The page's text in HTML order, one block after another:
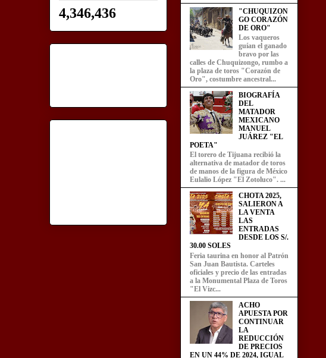
4,346,436
"CHUQUIZON
GO CORAZÓN
DE ORO"
Los vaqueros
guían el ganado
bravo por las
calles de Chuquizongo, rumbo a
la plaza de toros "Corazón de
Oro", costumbre ancestral...
BIOGRAFÍA
DEL
MATADOR
MEXICANO
MANUEL
JUÁREZ "EL
POETA"
El torero de Tijuana recibió la
alternativa de matador de toros
de manos de la figura de México
Eulalio López "El Zotoluco". ...
CHOTA 2025,
SALIERON A
LA VENTA
LAS
ENTRADAS
DESDE LOS S/.
30.00 SOLES
Feria taurina en honor al Patrón
San Juan Bautista. Carteles
oficiales y precio de las entradas
a la Monumental Plaza de Toros
"El Vizc...
ACHO
APUESTA POR
CONTINUAR
LA
REDUCCIÓN
DE PRECIOS
EN UN 44% DE 2024, IGUAL